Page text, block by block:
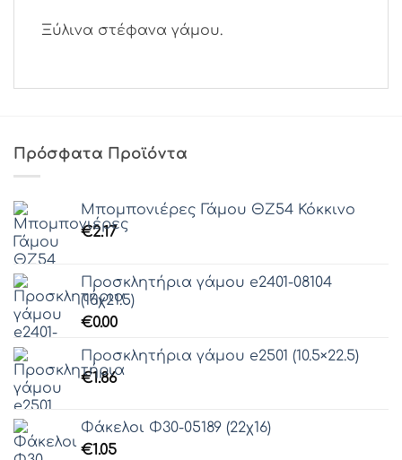
Ξύλινα στέφανα γάμου.
Πρόσφατα Προϊόντα
Μπομπονιέρες Γάμου ΘZ54 Κόκκινο
€2.17
Προσκλητήρια γάμου e2401-08104
(16χ21.5)
€0.00
Προσκλητήρια γάμου e2501 (10.5×22.5)
€1.86
Φάκελοι Φ30-05189 (22χ16)
€1.05